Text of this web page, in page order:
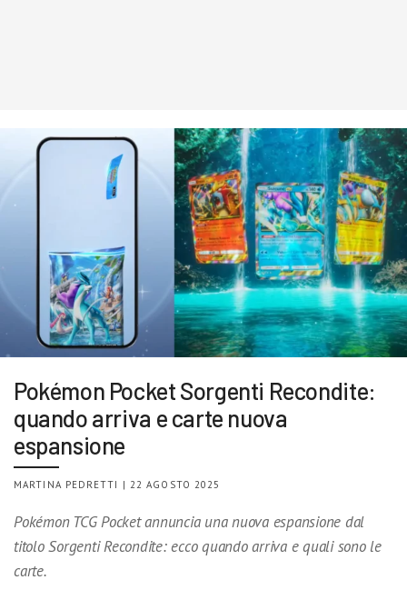
Pokémon Pocket Sorgenti Recondite:
quando arriva e carte nuova
espansione
MARTINA PEDRETTI | 22 AGOSTO 2025
Pokémon TCG Pocket annuncia una nuova espansione dal
titolo Sorgenti Recondite: ecco quando arriva e quali sono le
carte.